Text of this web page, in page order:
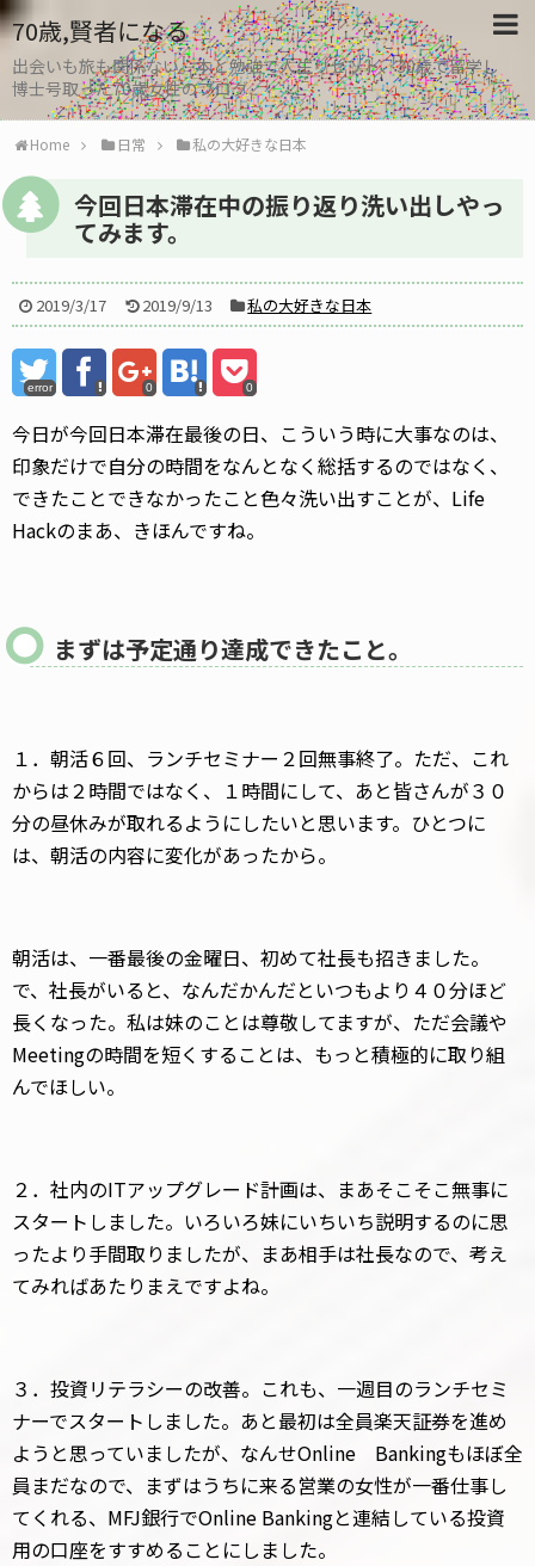
70歳,賢者になる
出会いも旅も関係ない。本と勉強で人生リセット、30歳で留学し
博士号取った70歳女性のブログ
Home 日常 私の大好きな日本
今回日本滞在中の振り返り洗い出しやっ
てみます。
2019/3/17 2019/9/13 私の大好きな日本
error 0 0
今日が今回日本滞在最後の日、こういう時に大事なのは、
印象だけで自分の時間をなんとなく総括するのではなく、
できたことできなかったこと色々洗い出すことが、Life
Hackのまあ、きほんですね。
まずは予定通り達成できたこと。
１．朝活６回、ランチセミナー２回無事終了。ただ、これ
からは２時間ではなく、１時間にして、あと皆さんが３０
分の昼休みが取れるようにしたいと思います。ひとつに
は、朝活の内容に変化があったから。
朝活は、一番最後の金曜日、初めて社長も招きました。
で、社長がいると、なんだかんだといつもより４０分ほど
長くなった。私は妹のことは尊敬してますが、ただ会議や
Meetingの時間を短くすることは、もっと積極的に取り組
んでほしい。
２．社内のITアップグレード計画は、まあそこそこ無事に
スタートしました。いろいろ妹にいちいち説明するのに思
ったより手間取りましたが、まあ相手は社長なので、考え
てみればあたりまえですよね。
３．投資リテラシーの改善。これも、一週目のランチセミ
ナーでスタートしました。あと最初は全員楽天証券を進め
ようと思っていましたが、なんせOnline Bankingもほぼ全
員まだなので、まずはうちに来る営業の女性が一番仕事し
てくれる、MFJ銀行でOnline Bankingと連結している投資
用の口座をすすめることにしました。